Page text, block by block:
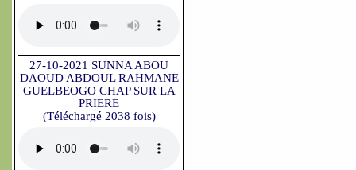
27-10-2021 SUNNA ABOU
DAOUD ABDOUL RAHMANE
GUELBEOGO CHAP SUR LA
PRIERE
(Téléchargé 2038 fois)